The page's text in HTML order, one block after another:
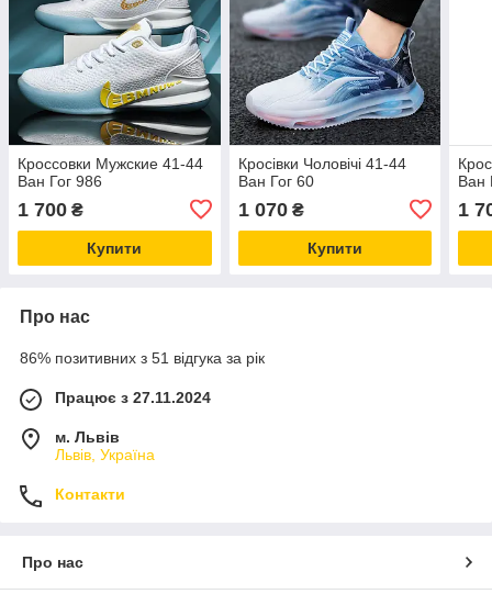
Кроссовки Мужские 41-44
Ван Гог 986
1 700 ₴
Купити
Кросівки Чоловічі 41-44
Ван Гог 60
1 070₴
Купити
Ван
1
Про нас
86% позитивних з 51 відгука за рік
Працює з 27.11.2024
м. Львів
Львів, Україна
Контакти
Про нас